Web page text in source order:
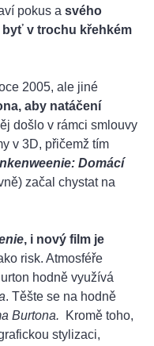
pokus a svého
byť v trochu křehkém
2005, ale jiné
aby natáčení
došlo v rámci smlouvy
v 3D, přičemž tím
Domácí
začal chystat na
, i nový film je
risk. Atmosféře
hodně využívá
. Těšte se na hodně
Burtona.
Kromě toho,
stylizaci,